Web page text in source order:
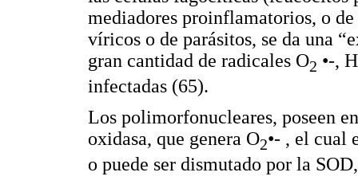
mediadores proinflamatorios, o
víricos o de parásitos, se da una
gran cantidad de radicales O2 •-, H
infectadas (65).
Los polimorfonucleares, poseen
oxidasa, que genera O2•- , el cual
o puede ser dismutado por la